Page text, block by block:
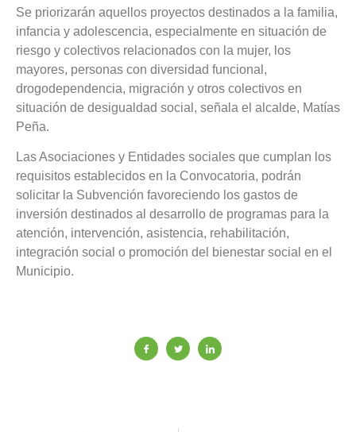
Se priorizarán aquellos proyectos destinados a la familia,
infancia y adolescencia, especialmente en situación de
riesgo y colectivos relacionados con la mujer, los
mayores, personas con diversidad funcional,
drogodependencia, migración y otros colectivos en
situación de desigualdad social, señala el alcalde, Matías
Peña.
Las Asociaciones y Entidades sociales que cumplan los
requisitos establecidos en la Convocatoria, podrán
solicitar la Subvención favoreciendo los gastos de
inversión destinados al desarrollo de programas para la
atención, intervención, asistencia, rehabilitación,
integración social o promoción del bienestar social en el
Municipio.